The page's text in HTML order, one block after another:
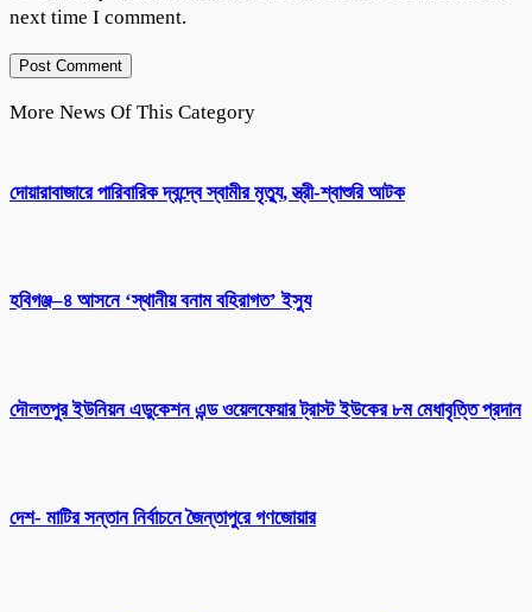
next time I comment.
More News Of This Category
দোয়ারাবাজারে পারিবারিক দ্বন্দ্বে স্বামীর মৃত্যু, স্ত্রী-শ্বাশুরি আটক
হবিগঞ্জ–৪ আসনে ‘স্থানীয় বনাম বহিরাগত’ ইস্যু
দৌলতপুর ইউনিয়ন এডুকেশন এন্ড ওয়েলফেয়ার ট্রাস্ট ইউকের ৮ম মেধাবৃত্তি প্রদান
দেশ- মাটির সন্তান নির্বাচনে জৈন্তাপুরে গণজোয়ার